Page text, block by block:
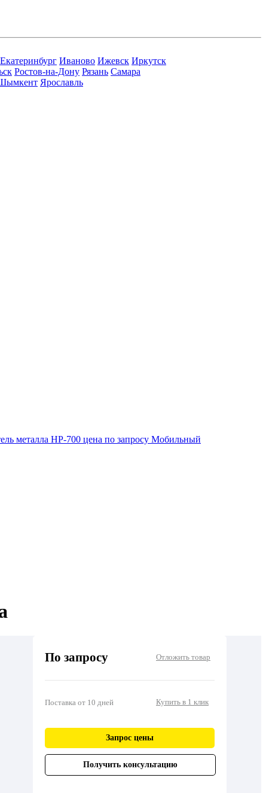
Екатеринбург Иваново Ижевск Иркутск
Ростов-на-Дону Рязань Самара
Ярославль
металла HP-700 цена по запросу Мобильный
По запросу Отложить товар
Поставка от 10 дней Купить в 1 клик
Запрос цены
Получить консультацию